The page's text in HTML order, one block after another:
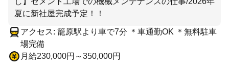
夏に新社屋完成予定！！
アクセス: 籠原駅より車で7分 ＊車通勤OK ＊無料駐車
場完備
月給230,000円～350,000円